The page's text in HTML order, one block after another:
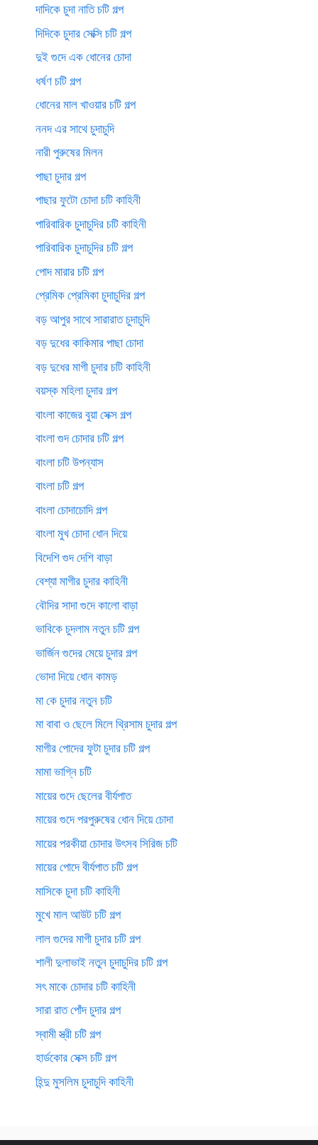
দাদিকে চুদা নাতি চটি গল্প
দিদিকে চুদার সেক্সি চটি গল্প
দুই গুদে এক ধোনের চোদা
ধর্ষণ চটি গল্প
ধোনের মাল খাওয়ার চটি গল্প
ননদ এর সাথে চুদাচুদি
নারী পুরুষের মিলন
পাছা চুদার গল্প
পাছার ফুটো চোদা চটি কাহিনী
পারিবারিক চুদাচুদির চটি কাহিনী
পারিবারিক চুদাচুদির চটি গল্প
পোদ মারার চটি গল্প
প্রেমিক প্রেমিকা চুদাচুদির গল্প
বড় আপুর সাথে সারারাত চুদাচুদি
বড় দুধের কাকিমার পাছা চোদা
বড় দুধের মাগী চুদার চটি কাহিনী
বয়স্ক মহিলা চুদার গল্প
বাংলা কাজের বুয়া সেক্স গল্প
বাংলা গুদ চোদার চটি গল্প
বাংলা চটি উপন্যাস
বাংলা চটি গল্প
বাংলা চোদাচোদি গল্প
বাংলা মুখ চোদা ধোন দিয়ে
বিদেশি গুদ দেশি বাড়া
বেশ্যা মাগীর চুদার কাহিনী
বৌদির সাদা গুদে কালো বাড়া
ভাবিকে চুদলাম নতুন চটি গল্প
ভার্জিন গুদের মেয়ে চুদার গল্প
ভোদা দিয়ে ধোন কামড়
মা কে চুদার নতুন চটি
মা বাবা ও ছেলে মিলে থ্রিসাম চুদার গল্প
মাগীর পোদের ফুটা চুদার চটি গল্প
মামা ভাগ্নি চটি
মায়ের গুদে ছেলের বীর্যপাত
মায়ের গুদে পরপুরুষের ধোন দিয়ে চোদা
মায়ের পরকীয়া চোদার উৎসব সিরিজ চটি
মায়ের পোদে বীর্যপাত চটি গল্প
মাসিকে চুদা চটি কাহিনী
মুখে মাল আউট চটি গল্প
লাল গুদের মাগী চুদার চটি গল্প
শালী দুলাভাই নতুন চুদাচুদির চটি গল্প
সৎ মাকে চোদার চটি কাহিনী
সারা রাত পোঁদ চুদার গল্প
স্বামী স্ত্রী চটি গল্প
হার্ডকোর সেক্স চটি গল্প
হিন্দু মুসলিম চুদাচুদি কাহিনী